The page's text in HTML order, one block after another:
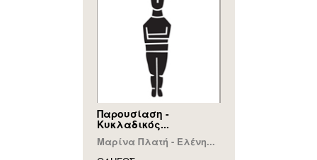
Παρουσίαση -
Κυκλαδικός...
Μαρίνα Πλατή - Ελένη...